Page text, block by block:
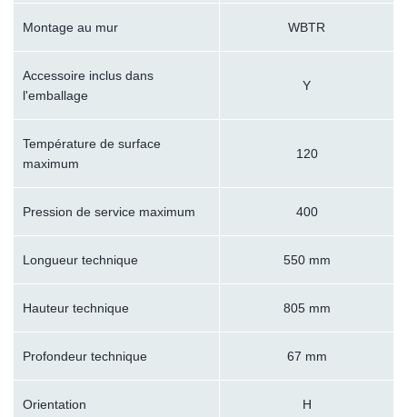
Montage au mur WBTR
Accessoire inclus dans
l'emballage
Y
Température de surface
maximum
120
Pression de service maximum 400
Longueur technique 550 mm
Hauteur technique 805 mm
Profondeur technique 67 mm
Orientation H